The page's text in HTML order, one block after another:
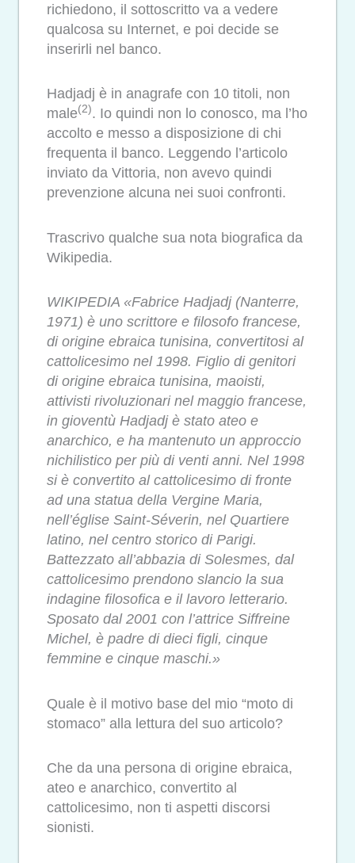
richiedono, il sottoscritto va a vedere
qualcosa su Internet, e poi decide se
inserirli nel banco.
Hadjadj è in anagrafe con 10 titoli, non
male(2). Io quindi non lo conosco, ma l’ho
accolto e messo a disposizione di chi
frequenta il banco. Leggendo l’articolo
inviato da Vittoria, non avevo quindi
prevenzione alcuna nei suoi confronti.
Trascrivo qualche sua nota biografica da
Wikipedia.
WIKIPEDIA «Fabrice Hadjadj (Nanterre,
1971) è uno scrittore e filosofo francese,
di origine ebraica tunisina, convertitosi al
cattolicesimo nel 1998. Figlio di genitori
di origine ebraica tunisina, maoisti,
attivisti rivoluzionari nel maggio francese,
in gioventù Hadjadj è stato ateo e
anarchico, e ha mantenuto un approccio
nichilistico per più di venti anni. Nel 1998
si è convertito al cattolicesimo di fronte
ad una statua della Vergine Maria,
nell’église Saint-Séverin, nel Quartiere
latino, nel centro storico di Parigi.
Battezzato all’abbazia di Solesmes, dal
cattolicesimo prendono slancio la sua
indagine filosofica e il lavoro letterario.
Sposato dal 2001 con l’attrice Siffreine
Michel, è padre di dieci figli, cinque
femmine e cinque maschi.»
Quale è il motivo base del mio “moto di
stomaco” alla lettura del suo articolo?
Che da una persona di origine ebraica,
ateo e anarchico, convertito al
cattolicesimo, non ti aspetti discorsi
sionisti.